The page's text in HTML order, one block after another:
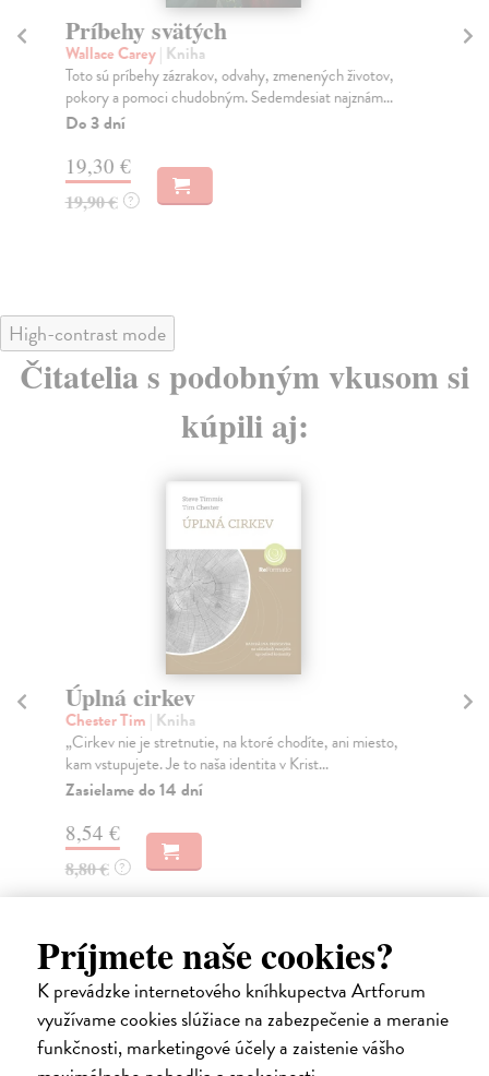
Príjmete naše cookies?
K prevádzke internetového kníhkupectva Artforum
využívame cookies slúžiace na zabezpečenie a meranie
funkčnosti, marketingové účely a zaistenie vášho
Príbehy svätých
Wallace Carey| Kniha
Toto sú príbehy zázrakov, odvahy, zmenených životov,
pokory a pomoci chudobným. Sedemdesiat najznám...
Do 3 dní
19,30 €
19,90 € ?
High-contrast mode
Čitatelia s podobným vkusom si
kúpili aj:
Úplná cirkev
Chester Tim | Kniha
„Cirkev nie je stretnutie, na ktoré chodíte, ani miesto,
kam vstupujete. Je to naša identita v Krist...
Zasielame do 14 dní
8,54 €
8,80 € ?
Ďalšie z kategórie životopisy a